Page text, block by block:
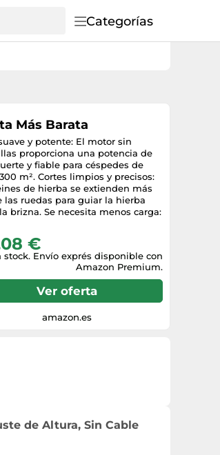
Categorías
Más Barata
y potente: El motor sin
proporciona una potencia de
y fiable para céspedes de
m². Cortes limpios y precisos:
de hierba se extienden más
las ruedas para guiar la hierba
brizna. Se necesita menos carga:
Eco seleccionable reduce la
ligeras. Corte cómodo: Disfruta
corte sin esfuerzo con manillas
diseñadas para una posición
de las manos. Incluido: 1x
a Batería PowerMax
32/18V POWER FOR ALL Solo,
26.45547144 Libras, Fabricante:
€
stock. Envío exprés disponible con
Amazon Premium.
Ver oferta
amazon.es
de Altura, Sin Cable